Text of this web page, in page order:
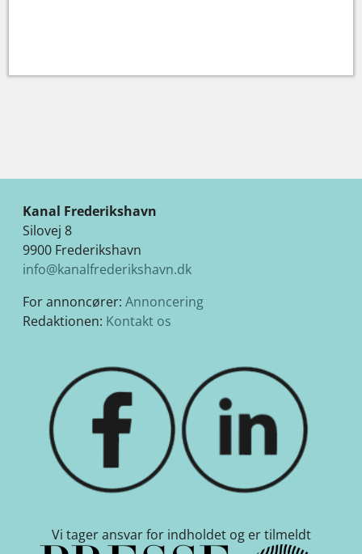
Kanal Frederikshavn
Silovej 8
9900 Frederikshavn
info@kanalfrederikshavn.dk
For annoncører: Annoncering
Redaktionen: Kontakt os
Vi tager ansvar for indholdet og er tilmeldt